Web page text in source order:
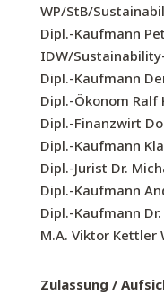
WP/StB/
Dipl.-Kaufmann
IDW/
Dipl.-Kaufmann
Dipl.-Ökonom Ralf
Dipl.-Finanzwirt
Dipl.-Kaufmann
Dipl.-Jurist Dr.
Dipl.-Kaufmann
Dipl.-Kaufmann
M.A. Viktor Kettler
Zulassung /